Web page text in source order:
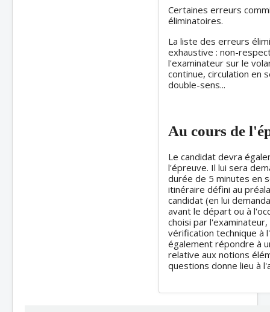
Certaines erreurs
éliminatoires.
La liste des erreurs
exhaustive : non-
l'examinateur sur le
continue, circulation en
double-sens...
Au cours de
Le candidat devra
l'épreuve. Il lui sera
durée de 5 minutes en
itinéraire défini au
candidat (en lui
avant le départ ou à
choisi par
vérification technique à
également répondre à
relative aux notions
questions donne lieu à